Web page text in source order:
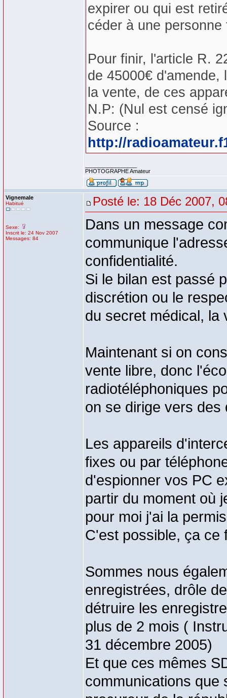
expirer ou qui est
céder à une
Pour finir, l'article R.
de 45000€
la vente, de ces
N.P: (Nul est censé
Source :
http://
PHOTOGRAPHE Amateur
Vignemale
Habitué
Sexe:
Inscrit le: 24 Nov 2007
Messages: 84
Posté le: 18 Déc 2007,
Dans un message
communique
confidentialité.
Si le bilan est passé
discrétion ou le
du secret médical, la
Maintenant si on
vente libre, donc
radiotéléphoniques
on se dirige vers des
Les appareils
fixes ou par
d'espionner vos PC
partir du moment où
pour moi j'ai la
C'est possible, ça ce
Sommes nous
enregistrées, drôle
détruire les
plus de 2 mois (
31 décembre 2005)
Et que ces mêmes
communications que